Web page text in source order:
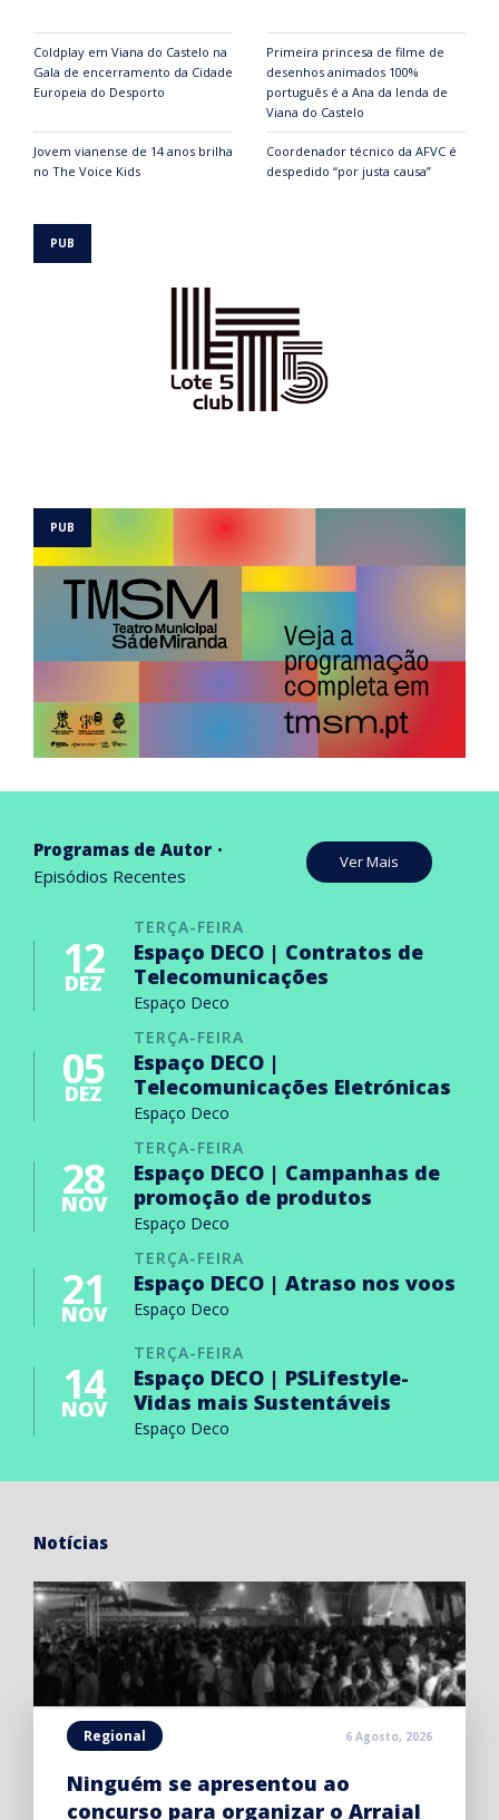
Coldplay em Viana do Castelo na
Gala de encerramento da Cidade
Europeia do Desporto
Primeira princesa de filme de
desenhos animados 100%
português é a Ana da lenda de
Viana do Castelo
Jovem vianense de 14 anos brilha
no The Voice Kids
Coordenador técnico da AFVC é
despedido “por justa causa”
Programas de Autor
Episódios Recentes
Ver Mais
TERÇA-FEIRA
12
DEZ
Espaço DECO | Contratos de
Telecomunicações
Espaço Deco
TERÇA-FEIRA
05
DEZ
Espaço DECO |
Telecomunicações Eletrónicas
Espaço Deco
TERÇA-FEIRA
28
NOV
Espaço DECO | Campanhas de
promoção de produtos
Espaço Deco
TERÇA-FEIRA
21
NOV
Espaço DECO | Atraso nos voos
Espaço Deco
TERÇA-FEIRA
14
NOV
Espaço DECO | PSLifestyle-
Vidas mais Sustentáveis
Espaço Deco
Notícias
Regional 6 Agosto, 2026
Ninguém se apresentou ao
concurso para organizar o Arraial